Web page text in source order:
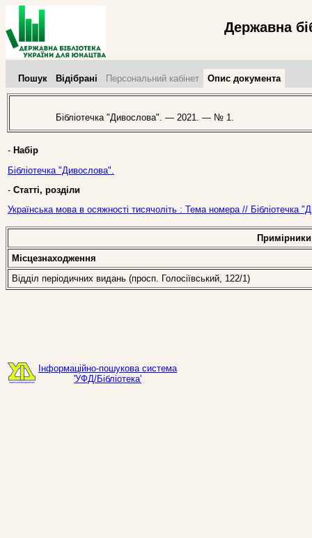
Державна
Пошук Відібрані Персональний кабінет Опис документа
Бібліотечка "Дивослова". — 2021. — № 1.
- Набір
Бібліотечка "Дивослова".
- Статті, розділи
Українська мова в осяжності тисячоліть : Тема номера //
Примірники
Місцезнаходження
Відділ періодичних видань (просп. Голосіївський, 122/1)
Інформаційно-пошукова система
'УФД/Бібліотека'